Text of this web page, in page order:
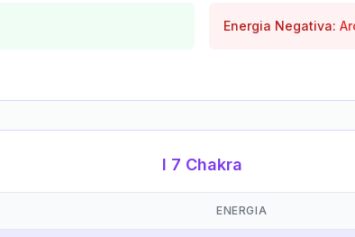
Energia Negativa:
I 7 Chakra
ENERGIA